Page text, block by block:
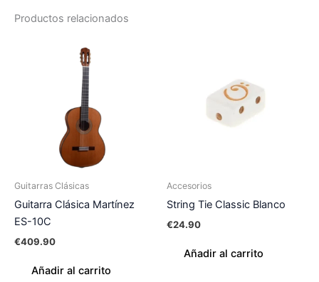
Productos relacionados
Guitarras Clásicas
Guitarra Clásica Martínez
ES-10C
€409.90
Añadir al carrito
Accesorios
String Tie Classic Blanco
€24.90
Añadir al carrito